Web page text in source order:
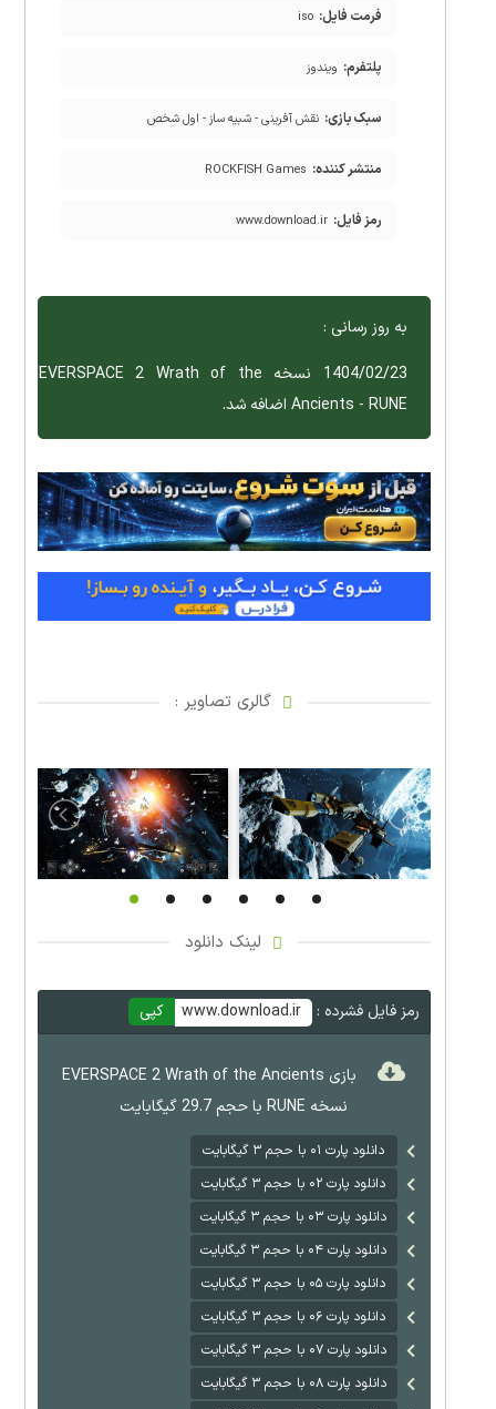
فرمت فایل: iso
پلتفرم: ویندوز
سبک بازی: نقش آفرینی - شبیه ساز - اول شخص
منتشر کننده: ROCKFISH Games
رمز فایل: www.download.ir
به روز رسانی :
1404/02/23 نسخه EVERSPACE 2 Wrath of the
Ancients - RUNE اضافه شد.
گالری تصاویر :
لینک دانلود
رمز فایل فشرده : www.download.ir کپی
بازی EVERSPACE 2 Wrath of the Ancients
نسخه RUNE با حجم 29.7 گیگابایت
دانلود پارت ۰۱ با حجم ۳ گیگابایت
دانلود پارت ۰۲ با حجم ۳ گیگابایت
دانلود پارت ۰۳ با حجم ۳ گیگابایت
دانلود پارت ۰۴ با حجم ۳ گیگابایت
دانلود پارت ۰۵ با حجم ۳ گیگابایت
دانلود پارت ۰۶ با حجم ۳ گیگابایت
دانلود پارت ۰۷ با حجم ۳ گیگابایت
دانلود پارت ۰۸ با حجم ۳ گیگابایت